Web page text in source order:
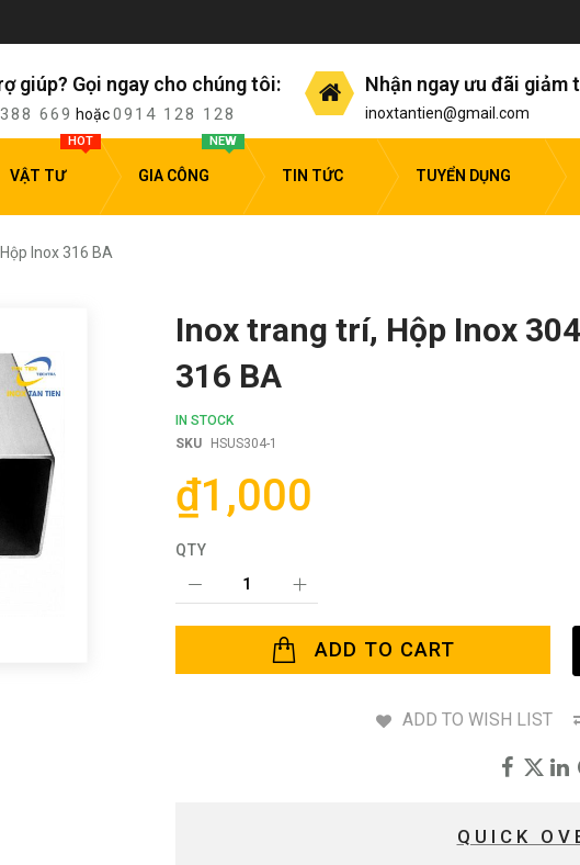
giúp? Gọi ngay cho chúng tôi:
669 hoặc0914 128 128
Nhận ngay ưu đãi giảm
inoxtantien@gmail.com
VẬT TƯ
HOT
GIA CÔNG
NEW
TIN TỨC TUYỂN DỤNG
Inox 316 BA
Inox trang trí, Hộp Inox
316 BA
IN STOCK
SKU
HSUS304-1
₫1,000
QTY
ADD TO CART
ADD TO WISH LIST
QUICK